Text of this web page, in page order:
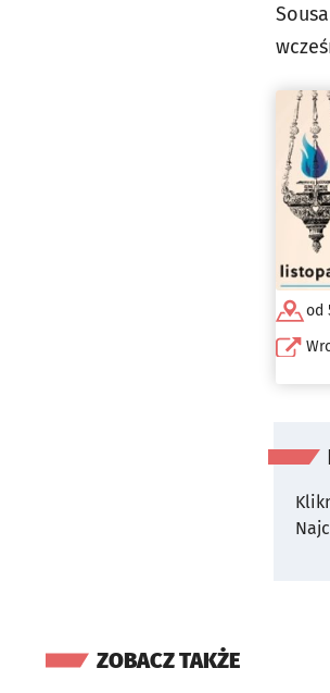
od
ZOBACZ TAKŻE